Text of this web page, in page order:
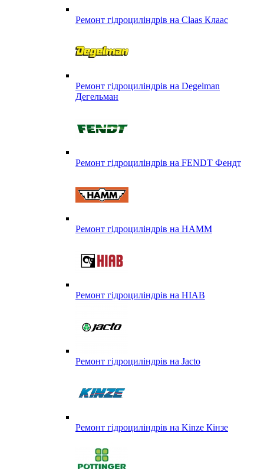
Ремонт гідроциліндрів на Claas Клаас
Ремонт гідроциліндрів на Degelman
Дегельман
Ремонт гідроциліндрів на FENDT Фендт
Ремонт гідроциліндрів на HAMM
Ремонт гідроциліндрів на HIAB
Ремонт гідроциліндрів на Jacto
Ремонт гідроциліндрів на Kinze Кінзе